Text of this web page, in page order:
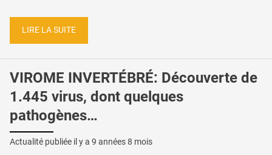
LIRE LA SUITE
VIROME INVERTÉBRÉ: Découverte de
1.445 virus, dont quelques
pathogènes…
Actualité publiée il y a 9 années 8 mois